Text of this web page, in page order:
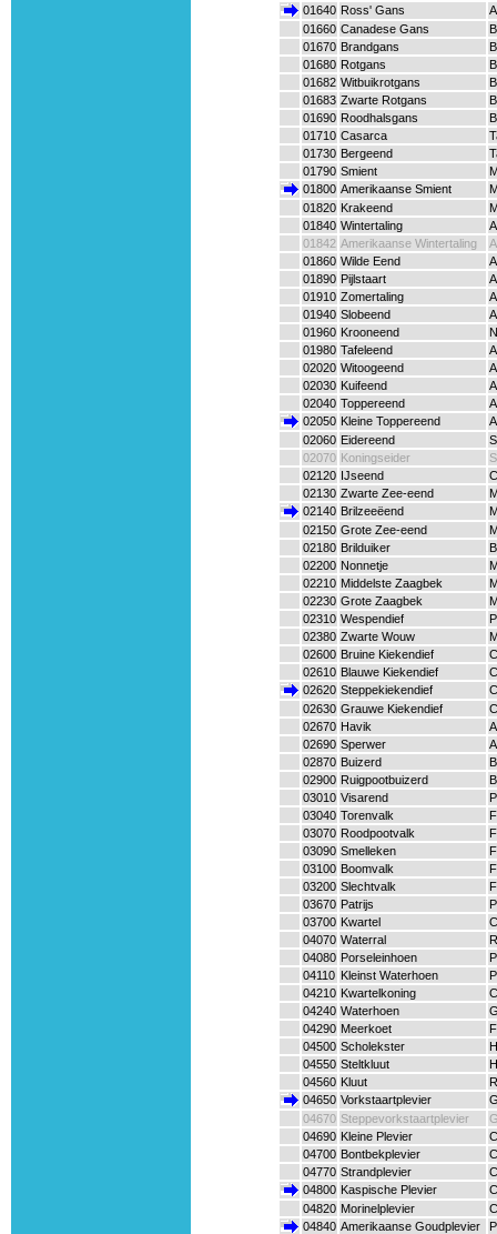
01640 Ross' Gans
01660 Canadese Gans
01670 Brandgans
01680 Rotgans
01682 Witbuikrotgans
01683 Zwarte Rotgans
01690 Roodhalsgans
01710 Casarca
01730 Bergeend
01790 Smient
01800 Amerikaanse Smient
01820 Krakeend
01840 Wintertaling
01842 Amerikaanse Wintertaling
01860 Wilde Eend
01890 Pijlstaart
01910 Zomertaling
01940 Slobeend
01960 Krooneend
01980 Tafeleend
02020 Witoogeend
02030 Kuifeend
02040 Toppereend
02050 Kleine Toppereend
02060 Eidereend
02070 Koningseider
02120 IJseend
02130 Zwarte Zee-eend
02140 Brilzeeëend
02150 Grote Zee-eend
02180 Brilduiker
02200 Nonnetje
02210 Middelste Zaagbek
02230 Grote Zaagbek
02310 Wespendief
02380 Zwarte Wouw
02600 Bruine Kiekendief
02610 Blauwe Kiekendief
02620 Steppekiekendief
02630 Grauwe Kiekendief
02670 Havik
02690 Sperwer
02870 Buizerd
02900 Ruigpootbuizerd
03010 Visarend
03040 Torenvalk
03070 Roodpootvalk
03090 Smelleken
03100 Boomvalk
03200 Slechtvalk
03670 Patrijs
03700 Kwartel
04070 Waterral
04080 Porseleinhoen
04110 Kleinst Waterhoen
04210 Kwartelkoning
04240 Waterhoen
04290 Meerkoet
04500 Scholekster
04550 Steltkluut
04560 Kluut
04650 Vorkstaartplevier
04670 Steppevorkstaartplevier
04690 Kleine Plevier
04700 Bontbekplevier
04770 Strandplevier
04800 Kaspische Plevier
04820 Morinelplevier
04840 Amerikaanse Goudplevier